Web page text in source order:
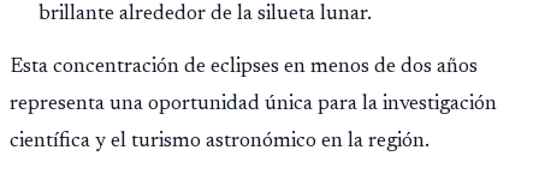
brillante alrededor de la silueta lunar.
Esta concentración de eclipses en menos de dos años
representa una oportunidad única para la investigación
científica y el turismo astronómico en la región.